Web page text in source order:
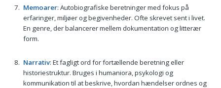
Memoarer: Autobiografiske beretninger med fokus på
erfaringer, miljøer og begivenheder. Ofte skrevet sent i livet.
En genre, der balancerer mellem dokumentation og litterær
form.
Narrativ: Et fagligt ord for fortællende beretning eller
historiestruktur. Bruges i humaniora, psykologi og
kommunikation til at beskrive, hvordan hændelser ordnes og